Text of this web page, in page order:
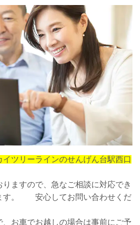
イツリーラインのせんげん台駅西口
りますので、急なご相談に対応でき
す。 安心してお問い合わせくだ
お車でお越しの場合は事前にご予